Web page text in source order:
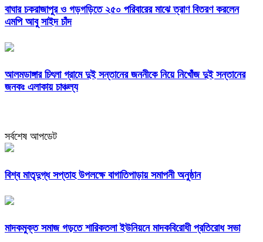
বাঘার চকরাজাপুর ও গড়গড়িতে ২৫০ পরিবারের মাঝে ত্রাণ বিতরণ করলেন
এমপি আবু সাইদ চাঁদ
আলমডাঙ্গার চিৎলা গ্রামে দুই সন্তানের জননীকে নিয়ে নিখোঁজ দুই সন্তানের
জনকঃ এলাকায় চাঞ্চল্য
সর্বশেষ আপডেট
বিশ্ব মাতৃদুগ্ধ সপ্তাহ উপলক্ষে বাগাতিপাড়ায় সমাপনী অনুষ্ঠান
মাদকমুক্ত সমাজ গড়তে শারিকতলা ইউনিয়নে মাদকবিরোধী প্রতিরোধ সভা